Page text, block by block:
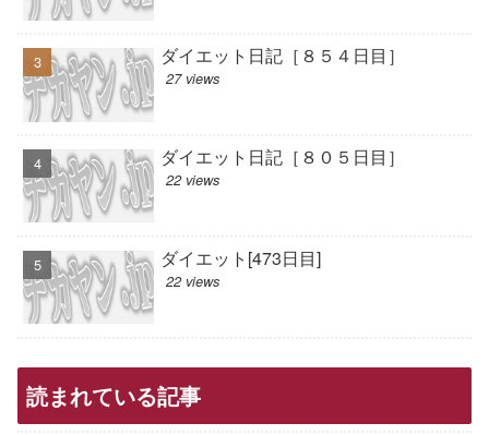
ダイエット日記［８５４日目］
27 views
ダイエット日記［８０５日目］
22 views
ダイエット[473日目]
22 views
読まれている記事